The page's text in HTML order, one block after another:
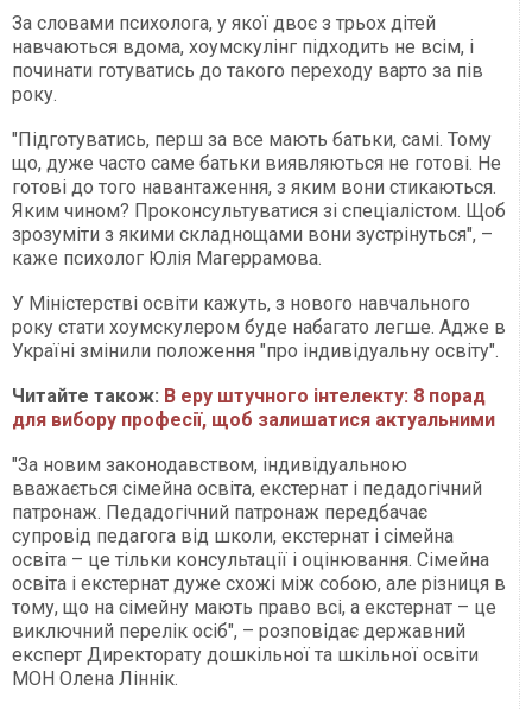
За словами психолога, у якої двоє з трьох дітей
навчаються вдома, хоумскулінг підходить не всім, і
починати готуватись до такого переходу варто за пів
року.
"Підготуватись, перш за все мають батьки, самі. Тому
що, дуже часто саме батьки виявляються не готові. Не
готові до того навантаження, з яким вони стикаються.
Яким чином? Проконсультуватися зі спеціалістом. Щоб
зрозуміти з якими складнощами вони зустрінуться", –
каже психолог Юлія Магеррамова.
У Міністерстві освіти кажуть, з нового навчального
року стати хоумскулером буде набагато легше. Адже в
Україні змінили положення "про індивідуальну освіту".
Читайте також: В еру штучного інтелекту: 8 порад
для вибору професії, щоб залишатися актуальними
"За новим законодавством, індивідуальною
вважається сімейна освіта, екстернат і педадогічний
патронаж. Педадогічний патронаж передбачає
супровід педагога від школи, екстернат і сімейна
освіта – це тільки консультації і оцінювання. Сімейна
освіта і екстернат дуже схожі між собою, але різниця в
тому, що на сімейну мають право всі, а екстернат – це
виключний перелік осіб", – розповідає державний
експерт Директорату дошкільної та шкільної освіти
МОН Олена Ліннік.